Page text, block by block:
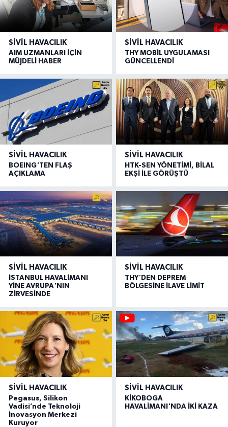
SIVIL HAVACILIK
AIM UZMANLARI İÇİN
MÜJDELİ HABER
SIVIL HAVACILIK
THY MOBİL UYGULAMASI
GÜNCELLENDİ
SIVIL HAVACILIK
BOEING'TEN FLAŞ
AÇIKLAMA
SIVIL HAVACILIK
HTK-SEN YÖNETİMİ, BİLAL
EKŞİ İLE GÖRÜŞTÜ
SIVIL HAVACILIK
İSTANBUL HAVALİMANI
YİNE AVRUPA'NIN
ZİRVESİNDE
SIVIL HAVACILIK
THY'DEN DEPREM
BÖLGESİNE İLAVE LİMİT
SIVIL HAVACILIK
Pegasus, Silikon
Vadisi’nde Teknoloji
İnovasyon Merkezi
Kuruyor
SIVIL HAVACILIK
KİKOBOGA
HAVALİMANI'NDA İKİ KAZA